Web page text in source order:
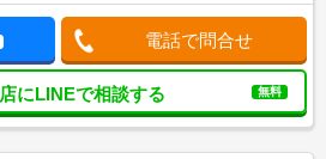
電話で問合せ
にLINEで相談する 無料